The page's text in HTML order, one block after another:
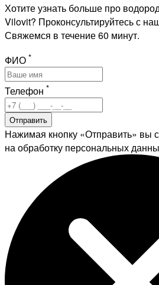
Хотите узнать больше про
Vilovit? Проконсультируйтесь с
Свяжемся в течение 60 минут.
ФИО *
Телефон *
Отправить
Нажимая кнопку «Отправить» вы
на обработку персональных